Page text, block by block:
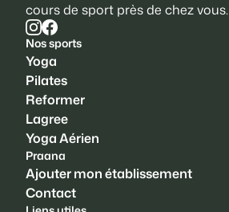
cours de sport près de chez vous.
Nos sports
Yoga
Pilates
Reformer
Lagree
Yoga Aérien
Praana
Ajouter mon établissement
Contact